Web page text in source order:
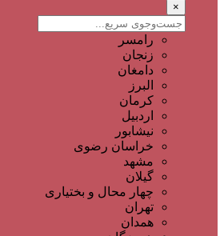
×
رامسر
زنجان
دامغان
البرز
کرمان
اردبیل
نیشابور
خراسان رضوی
مشهد
گیلان
چهار محال و بختیاری
تهران
همدان